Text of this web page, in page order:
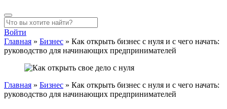
Войти
Главная » Бизнес » Как открыть бизнес с нуля и с чего начать:
руководство для начинающих предпринимателей
Главная » Бизнес » Как открыть бизнес с нуля и с чего начать:
руководство для начинающих предпринимателей